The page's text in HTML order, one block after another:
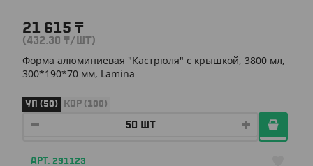
21 615 ₸
(432.30 ₸/ШТ)
Форма алюминиевая "Кастрюля" с крышкой, 3800 мл,
300*190*70 мм, Lamina
УП (50) КОР (100)
АРТ. 291123